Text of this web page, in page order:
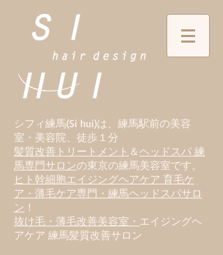
シフィ練馬(Si hui)は、 練馬駅前の美容
室・美容院、徒歩１分
髪質改善トリートメント ＆ヘッドスパ 練
馬専門サロンの東京の練馬美容室です。
ヒト幹細胞エイジングヘアケア 育毛ケ
ア・薄毛ケア専門・練馬ヘッドスパサロ
ン ！
抜け毛・薄毛改善美容室・ エイジングヘ
アケア 練馬髪質改善サロン